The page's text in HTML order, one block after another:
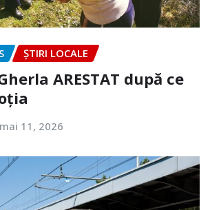
ȘTIRI LOCALE
ARESTAT după ce
mai 11, 2026